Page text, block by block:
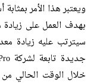
ويعتبر هذا الأمر
سيترتب عليه زيادة